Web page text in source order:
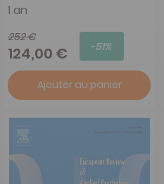
1 an
252 €
124,00 € -51%
Ajouter au panier